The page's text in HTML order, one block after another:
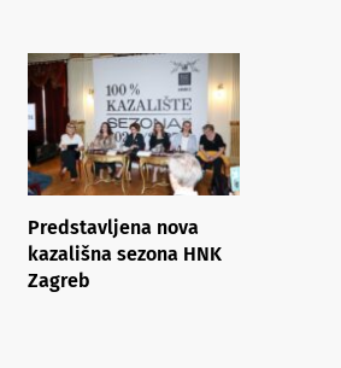
Predstavljena nova
kazališna sezona HNK
Zagreb